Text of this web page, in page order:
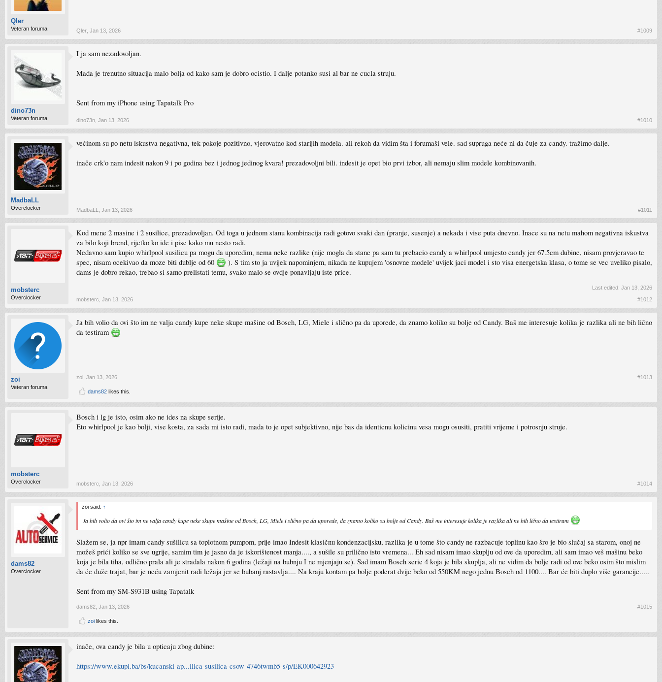
Qler
Veteran foruma Qler Jan 13, 2026 #1009
dino73n
Veteran foruma
I ja sam nezadovoljan.
Mada je trenutno situacija malo bolja od kako sam je dobro ocistio. I dalje potanko susi al bar ne cucla struju.
Sent from my iPhone using Tapatalk Pro
dino73n Jan 13, 2026 #1010
MadbaLL
Overclocker
većinom su po netu iskustva negativna, tek pokoje pozitivno, vjerovatno kod starijih modela. ali rekoh da vidim šta i forumaši vele. sad supruga neće ni da čuje za candy. tražimo dalje.
inače crk'o nam indesit nakon 9 i po godina bez i jednog jedinog kvara! prezadovoljni bili. indesit je opet bio prvi izbor, ali nemaju slim modele kombinovanih.
MadbaLL Jan 13, 2026 #1011
mobsterc
Overclocker
Kod mene 2 masine i 2 susilice, prezadovoljan. Od toga u jednom stanu kombinacija radi gotovo svaki dan (pranje, susenje) a nekada i vise puta dnevno. Inace su na netu mahom negativna iskustva
za bilo koji brend, rijetko ko ide i pise kako mu nesto radi.
Nedavno sam kupio whirlpool susilicu pa mogu da uporedim, nema neke razlike (nije mogla da stane pa sam tu prebacio candy a whirlpool umjesto candy jer 67.5cm dubine, nisam provjeravao te
spec, nisam ocekivao da moze biti dublje od 60
). S tim sto ja uvijek napominjem, nikada ne kupujem 'osnovne modele' uvijek jaci model i sto visa energetska klasa, o tome se vec uveliko pisalo,
dams je dobro rekao, trebao si samo prelistati temu, svako malo se ovdje ponavljaju iste price.
Last edited: Jan 13, 2026
mobsterc Jan 13, 2026 #1012
zoi
Veteran foruma
Ja bih volio da ovi što im ne valja candy kupe neke skupe mašine od Bosch, LG, Miele i slično pa da uporede, da znamo koliko su bolje od Candy. Baš me interesuje kolika je razlika ali ne bih lično
da testiram
zoi Jan 13, 2026 #1013
dams82 likes this.
mobsterc
Overclocker
Bosch i lg je isto, osim ako ne ides na skupe serije.
Eto whirlpool je kao bolji, vise kosta, za sada mi isto radi, mada to je opet subjektivno, nije bas da identicnu kolicinu vesa mogu osusiti, pratiti vrijeme i potrosnju struje.
mobsterc Jan 13, 2026 #1014
dams82
Overclocker
zoi said: ↑
Ja bih volio da ovi što im ne valja candy kupe neke skupe mašine od Bosch, LG, Miele i slično pa da uporede, da znamo koliko su bolje od Candy. Baš me interesuje kolika je razlika ali ne bih lično da testiram
Slažem se, ja npr imam candy sušilicu sa toplotnom pumpom, prije imao Indesit klasičnu kondenzacijsku, razlika je u tome što candy ne razbacuje toplinu kao šro je bio slučaj sa starom, onoj ne
možeš prići koliko se sve ugrije, samim tim je jasno da je iskorištenost manja...., a sušile su prilično isto vremena... Eh sad nisam imao skuplju od ove da uporedim, ali sam imao veš mašinu beko
koja je bila tiha, odlično prala ali je stradala nakon 6 godina (ležaji na bubnju I ne mjenjaju se). Sad imam Bosch serie 4 koja je bila skuplja, ali ne vidim da bolje radi od ove beko osim što mislim
da će duže trajat, bar je neću zamjenit radi ležaja jer se bubanj rastavlja.... Na kraju kontam pa bolje poderat dvije beko od 550KM nego jednu Bosch od 1100.... Bar će biti duplo više garancije.....
Sent from my SM-S931B using Tapatalk
dams82 Jan 13, 2026 #1015
zoi likes this.
inače, ova candy je bila u opticaju zbog dubine:
https://www.ekupi.ba/bs/kucanski-ap...ilica-susilica-csow-4746twmb5-s/p/EK000642923